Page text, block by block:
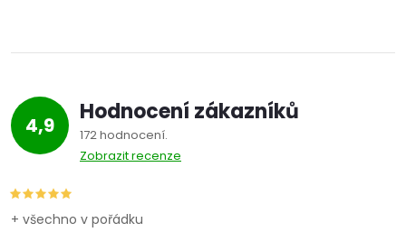
4,9 Hodnocení zákazníků
172 hodnocení
Zobrazit recenze
+ všechno v pořádku